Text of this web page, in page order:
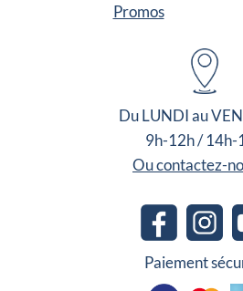
Promos
Du LUNDI au
9h-12h / 14h-
Ou contactez-
Paiement